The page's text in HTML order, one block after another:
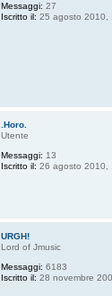
Messaggi: 27
Iscritto il: 25 agosto 2010,
.Horo.
Utente
Messaggi: 13
Iscritto il: 26 agosto 2010,
URGH!
Lord of Jmusic
Messaggi: 6183
Iscritto il: 28 novembre